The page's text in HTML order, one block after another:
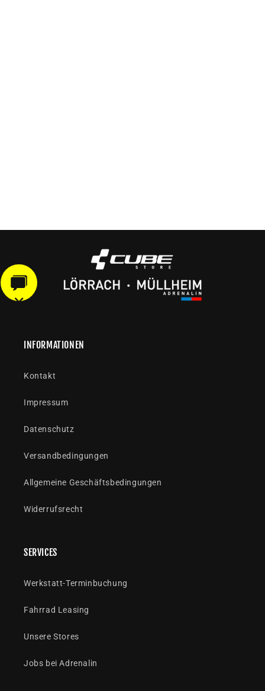
INFORMATIONEN
Kontakt
Impressum
Datenschutz
Versandbedingungen
Allgemeine Geschäftsbedingungen
Widerrufsrecht
SERVICES
Werkstatt-Terminbuchung
Fahrrad Leasing
Unsere Stores
Jobs bei Adrenalin